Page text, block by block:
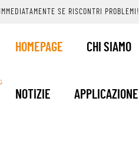
SE RISCONTRI PROBLEMI!
HOMEPAGE CHI SIAMO
NOTIZIE APPLICAZIONE